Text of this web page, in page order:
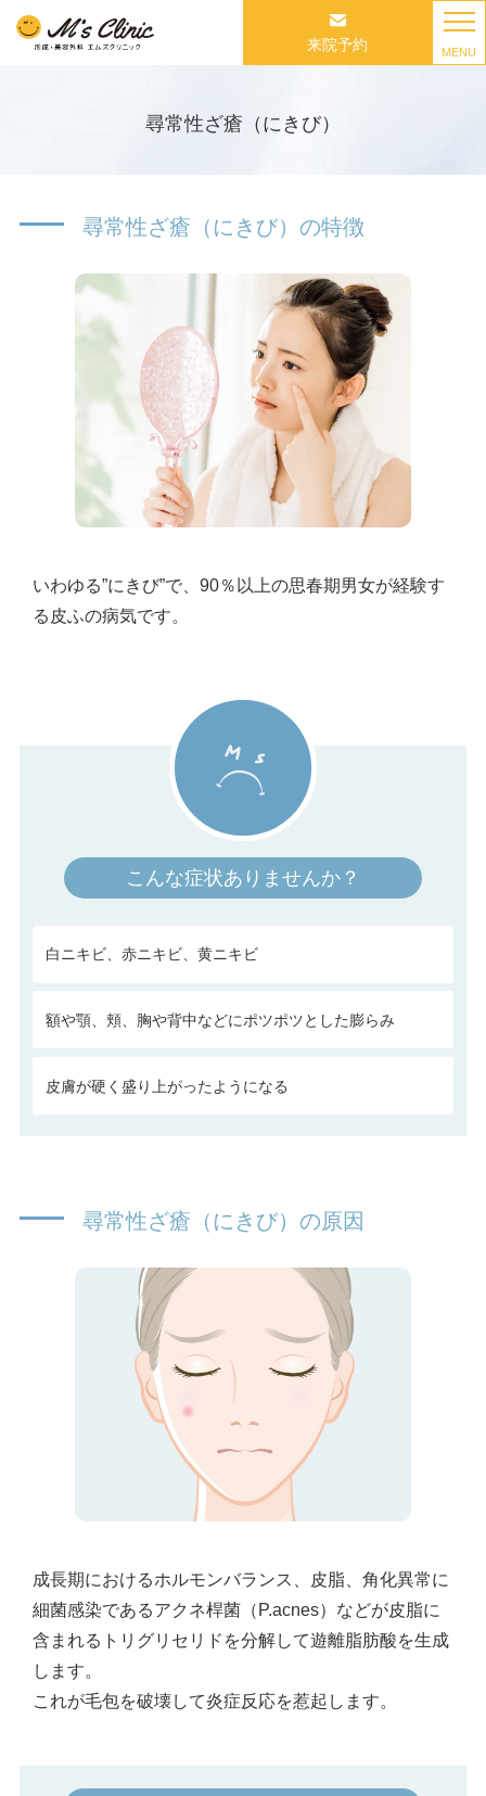
来院予約 MENU
尋常性ざ瘡（にきび）
尋常性ざ瘡（にきび）の特徴
いわゆる”にきび”で、90％以上の思春期男女が経験す
る皮ふの病気です。
こんな症状ありませんか？
白ニキビ、赤ニキビ、黄ニキビ
額や顎、頬、胸や背中などにポツポツとした膨らみ
皮膚が硬く盛り上がったようになる
尋常性ざ瘡（にきび）の原因
成長期におけるホルモンバランス、皮脂、角化異常に
細菌感染であるアクネ桿菌（P.acnes）などが皮脂に
含まれるトリグリセリドを分解して遊離脂肪酸を生成
します。
これが毛包を破壊して炎症反応を惹起します。